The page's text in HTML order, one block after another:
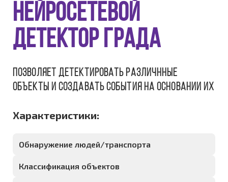
Нейросетевой
детектор ГРАДА
Позволяет детектировать различнные
объекты и создавать события на основании их
Характеристики:
Обнаружение людей/транспорта
Классификация объектов